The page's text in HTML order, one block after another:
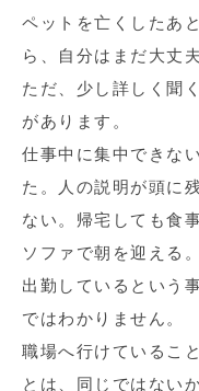
ペットを亡くしたあ
ら、自分はまだ大丈
ただ、少し詳しく聞
があります。
仕事中に集中できな
た。人の説明が頭に
ない。帰宅しても食
ソファで朝を迎える。
出勤しているという
ではわかりません。
職場へ行けているこ
とは、同じではない